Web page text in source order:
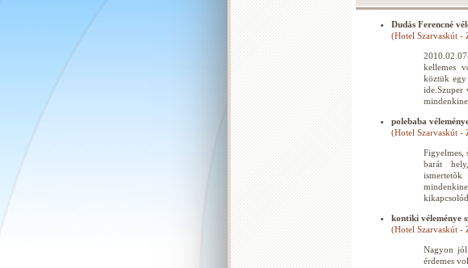
Dudás Ferencné
(Hotel Szarvaskút -
kellemes
köztük egy
ide.Szuper
polebaba
(Hotel Szarvaskút -
Figyelmes,
barát
kontiki véleménye
(Hotel Szarvaskút -
Nagyon
érdemes